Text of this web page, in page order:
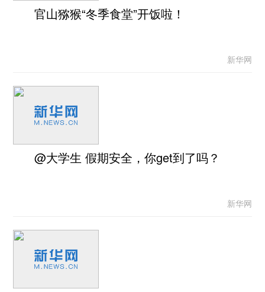
官山猕猴“冬季食堂”开饭啦！
新华网
@大学生 假期安全，你get到了吗？
新华网